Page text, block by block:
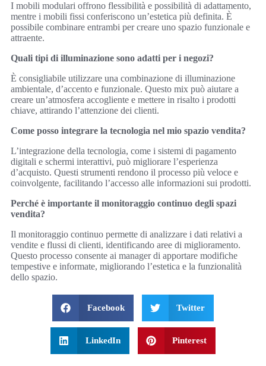
I mobili modulari offrono flessibilità e possibilità di adattamento,
mentre i mobili fissi conferiscono un’estetica più definita. È
possibile combinare entrambi per creare uno spazio funzionale e
attraente.
Quali tipi di illuminazione sono adatti per i negozi?
È consigliabile utilizzare una combinazione di illuminazione
ambientale, d’accento e funzionale. Questo mix può aiutare a
creare un’atmosfera accogliente e mettere in risalto i prodotti
chiave, attirando l’attenzione dei clienti.
Come posso integrare la tecnologia nel mio spazio vendita?
L’integrazione della tecnologia, come i sistemi di pagamento
digitali e schermi interattivi, può migliorare l’esperienza
d’acquisto. Questi strumenti rendono il processo più veloce e
coinvolgente, facilitando l’accesso alle informazioni sui prodotti.
Perché è importante il monitoraggio continuo degli spazi
vendita?
Il monitoraggio continuo permette di analizzare i dati relativi a
vendite e flussi di clienti, identificando aree di miglioramento.
Questo processo consente ai manager di apportare modifiche
tempestive e informate, migliorando l’estetica e la funzionalità
dello spazio.
Facebook Twitter
LinkedIn Pinterest